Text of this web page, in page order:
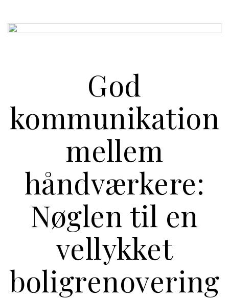
God
kommunikation
mellem
håndværkere:
Nøglen til en
vellykket
boligrenovering